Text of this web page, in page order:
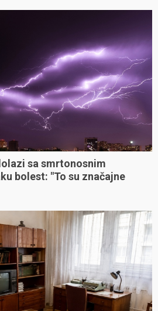
sa smrtonosnim
bolest: "To su značajne